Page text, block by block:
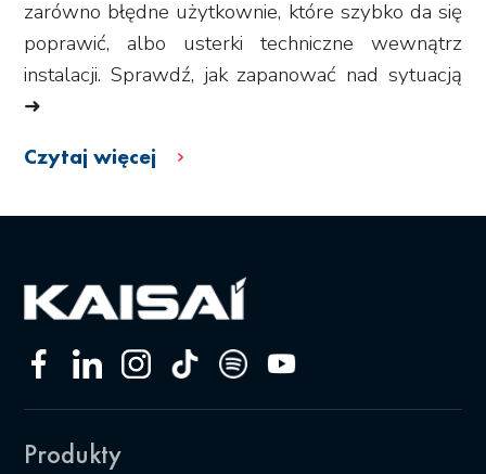
zarówno błędne użytkownie, które szybko da się
poprawić, albo usterki techniczne wewnątrz
instalacji. Sprawdź, jak zapanować nad sytuacją
➜
Czytaj więcej
Produkty